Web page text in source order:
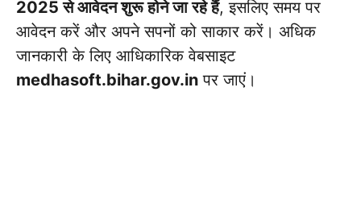
2025 से आवेदन शुरू होने जा रहे हैं, इसलिए समय पर
आवेदन करें और अपने सपनों को साकार करें। अधिक
जानकारी के लिए आधिकारिक वेबसाइट
medhasoft.bihar.gov.in पर जाएं।